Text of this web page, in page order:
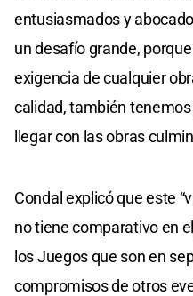
entusiasmados y
un desafío grande,
exigencia de cualquier
calidad, también
llegar con las obras
Condal explicó que este
no tiene comparativo en
los Juegos que son en
compromisos de otros